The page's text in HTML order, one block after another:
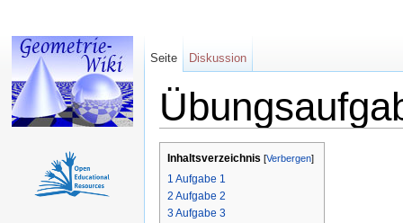
Inhaltsverzeichnis [Verbergen]
1 Aufgabe 1
2 Aufgabe 2
3Aufgabe 3
Seite Diskussion